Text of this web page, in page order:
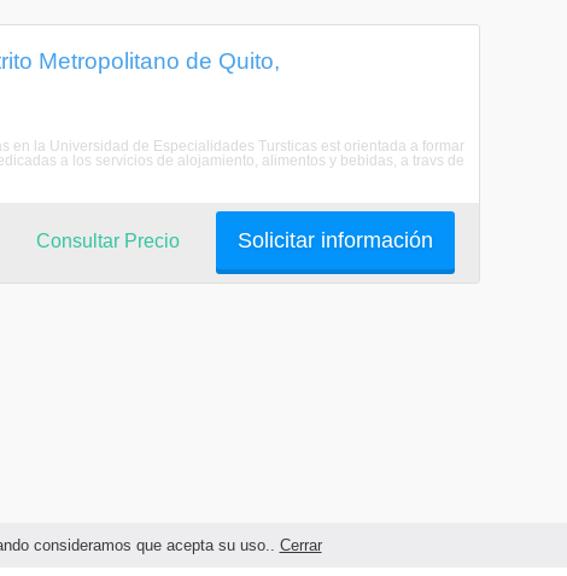
consideramos que acepta su uso.. Cerrar
Metropolitano de Quito,
en la Universidad de Especialidades Tursticas est orientada a formar
a los servicios de alojamiento, alimentos y bebidas, a travs de
Solicitar información
Consultar Precio